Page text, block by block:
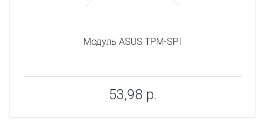
Модуль ASUS TPM-SPI
53,98 р.